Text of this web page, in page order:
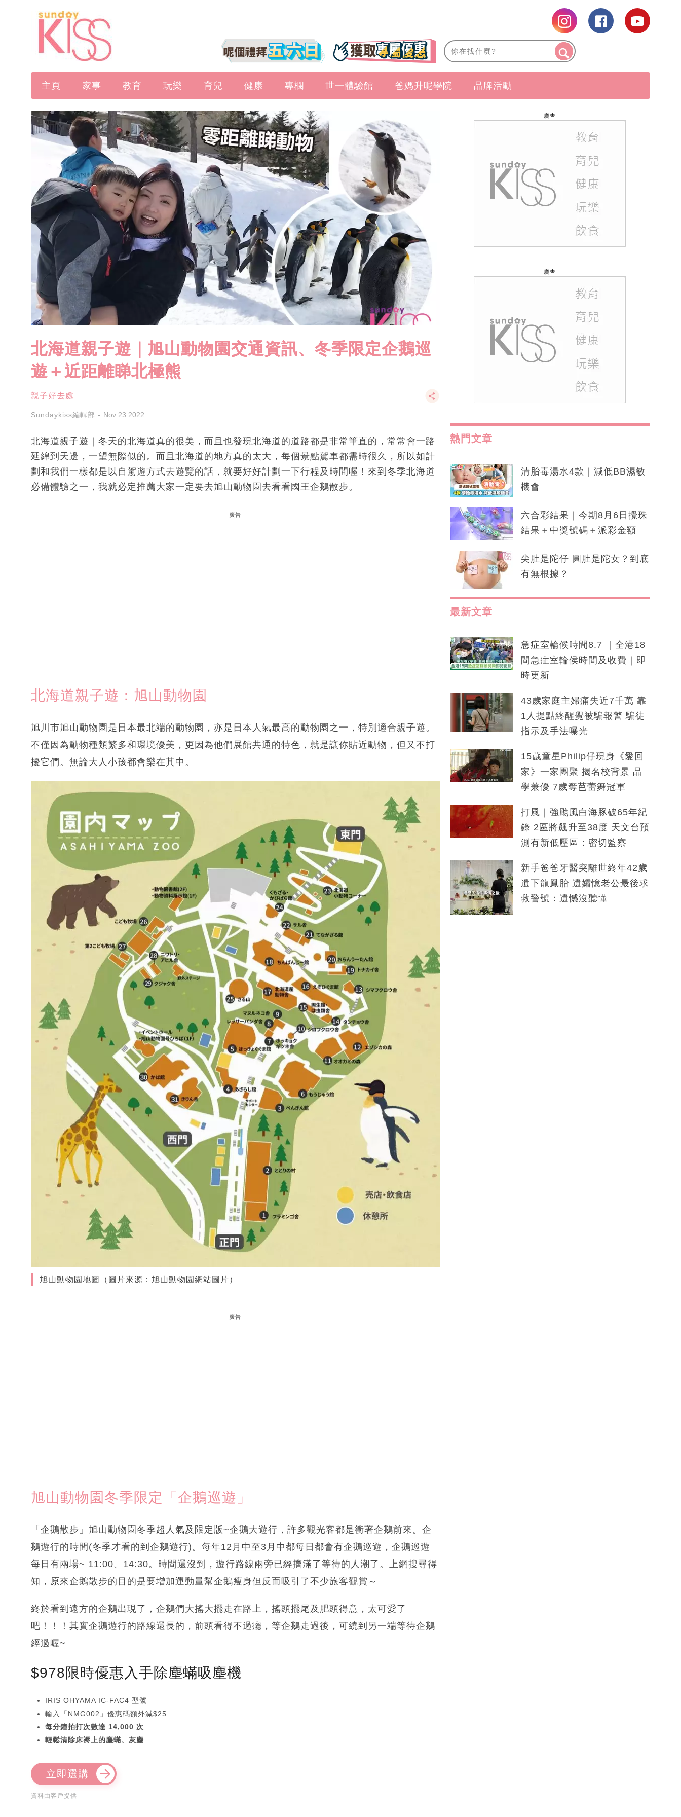
主頁 家事 教育 玩樂 育兒 健康 專欄 世一體驗館 爸媽升呢學院 品牌活動
北海道親子遊｜旭山動物園交通資訊、冬季限定企鵝巡
遊＋近距離睇北極熊
親子好去處
Sundaykiss編輯部 Nov 23 2022
北海道親子遊｜冬天的北海道真的很美，而且也發現北海道的道路都是非常筆直的，常常會一路
延綿到天邊，一望無際似的。而且北海道的地方真的太大，每個景點駕車都需時很久，所以如計
劃和我們一樣都是以自駕遊方式去遊覽的話，就要好好計劃一下行程及時間喔！來到冬季北海道
必備體驗之一，我就必定推薦大家一定要去旭山動物園去看看國王企鵝散步。
廣告
北海道親子遊：旭山動物園
旭川市旭山動物園是日本最北端的動物園，亦是日本人氣最高的動物園之一，特別適合親子遊。
不僅因為動物種類繁多和環境優美，更因為他們展館共通的特色，就是讓你貼近動物，但又不打
擾它們。無論大人小孩都會樂在其中。
旭山動物園地圖（圖片來源：旭山動物園網站圖片）
廣告
旭山動物園冬季限定「企鵝巡遊」
「企鵝散步」旭山動物園冬季超人氣及限定版~企鵝大遊行，許多觀光客都是衝著企鵝前來。企
鵝遊行的時間(冬季才看的到企鵝遊行)。每年12月中至3月中都每日都會有企鵝巡遊，企鵝巡遊
每日有兩場~ 11:00、14:30。時間還沒到，遊行路線兩旁已經擠滿了等待的人潮了。上網搜尋得
知，原來企鵝散步的目的是要增加運動量幫企鵝瘦身但反而吸引了不少旅客觀賞～
終於看到遠方的企鵝出現了，企鵝們大搖大擺走在路上，搖頭擺尾及肥頭得意，太可愛了
吧！！！其實企鵝遊行的路線還長的，前頭看得不過癮，等企鵝走過後，可繞到另一端等待企鵝
經過喔~
$978限時優惠入手除塵蟎吸塵機
IRIS OHYAMA IC-FAC4 型號
輸入「NMG002」優惠碼額外減$25
每分鐘拍打次數達 14,000 次
輕鬆清除床褥上的塵蟎、灰塵
立即選購
資料由客戶提供
廣告
廣告
熱門文章
清胎毒湯水4款｜減低BB濕敏
機會
六合彩結果｜今期8月6日攪珠
結果＋中獎號碼＋派彩金額
尖肚是陀仔 圓肚是陀女？到底
有無根據？
最新文章
急症室輪候時間8.7 ｜全港18
間急症室輪侯時間及收費｜即
時更新
43歲家庭主婦痛失近7千萬 靠
1人提點終醒覺被騙報警 騙徒
指示及手法曝光
15歲童星Philip仔現身《愛回
家》一家團聚 揭名校背景 品
學兼優 7歲奪芭蕾舞冠軍
打風｜強颱風白海豚破65年紀
錄 2區將飆升至38度 天文台預
測有新低壓區：密切監察
新手爸爸牙醫突離世終年42歲
遺下龍鳳胎 遺孀憶老公最後求
救警號：遺憾沒聽懂